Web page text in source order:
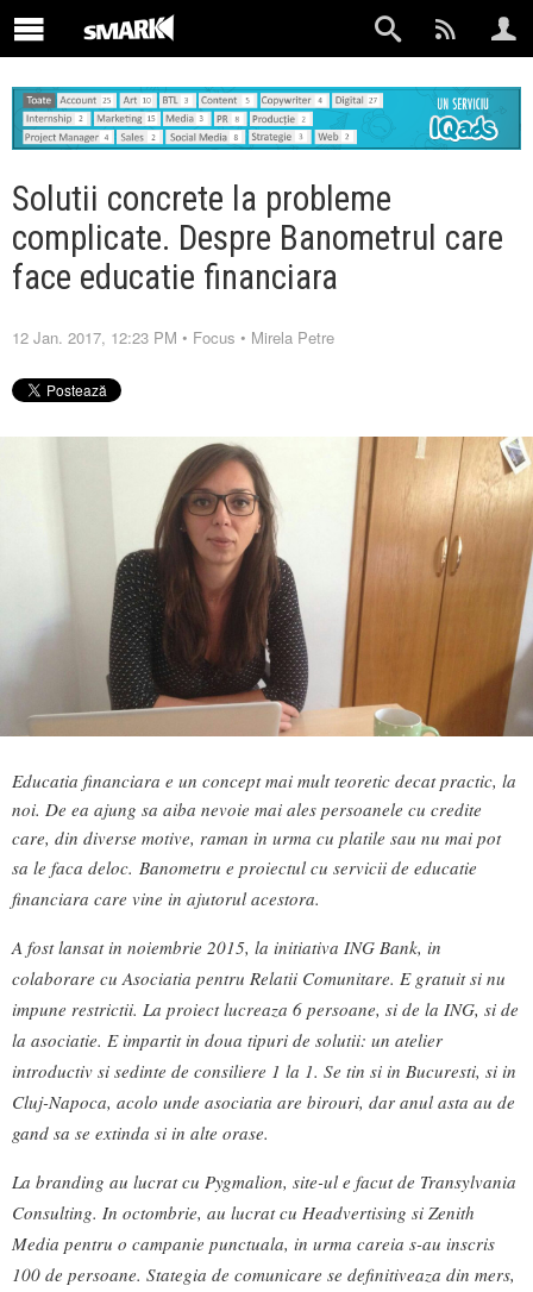
Solutii concrete la probleme
complicate. Despre Banometrul care
face educatie financiara
12 Jan. 2017, 12:23 PM • Focus • Mirela Petre
Educatia financiara e un concept mai mult teoretic decat practic, la
noi. De ea ajung sa aiba nevoie mai ales persoanele cu credite
care, din diverse motive, raman in urma cu platile sau nu mai pot
sa le faca deloc. Banometru e proiectul cu servicii de educatie
financiara care vine in ajutorul acestora.
A fost lansat in noiembrie 2015, la initiativa ING Bank, in
colaborare cu Asociatia pentru Relatii Comunitare. E gratuit si nu
impune restrictii. La proiect lucreaza 6 persoane, si de la ING, si de
la asociatie. E impartit in doua tipuri de solutii: un atelier
introductiv si sedinte de consiliere 1 la 1. Se tin si in Bucuresti, si in
Cluj-Napoca, acolo unde asociatia are birouri, dar anul asta au de
gand sa se extinda si in alte orase.
La branding au lucrat cu Pygmalion, site-ul e facut de Transylvania
Consulting. In octombrie, au lucrat cu Headvertising si Zenith
Media pentru o campanie punctuala, in urma careia s-au inscris
100 de persoane. Stategia de comunicare se definitiveaza din mers,